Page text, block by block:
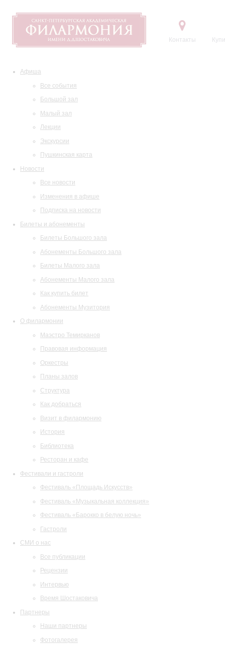
Контакты
Афиша
Все события
Большой зал
Малый зал
Лекции
Экскурсии
Пушкинская карта
Новости
Все новости
Изменения в афише
Подписка на новости
Билеты и абонементы
Билеты Большого зала
Абонементы Большого зала
Билеты Малого зала
Абонементы Малого зала
Как купить билет
Абонементы Музитория
О филармонии
Маэстро Темирканов
Правовая информация
Оркестры
Планы залов
Структура
Как добраться
Визит в филармонию
История
Библиотека
Ресторан и кафе
Фестивали и гастроли
Фестиваль «Площадь Искусств»
Фестиваль «Музыкальная коллекция»
Фестиваль «Барокко в белую ночь»
Гастроли
СМИ о нас
Все публикации
Рецензии
Интервью
Время Шостаковича
Партнеры
Наши партнеры
Фотогалерея